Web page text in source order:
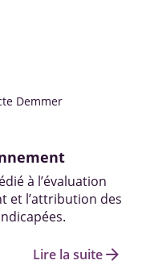
Demmer
à l’évaluation
et l’attribution des
Lire la suitearrow_forward